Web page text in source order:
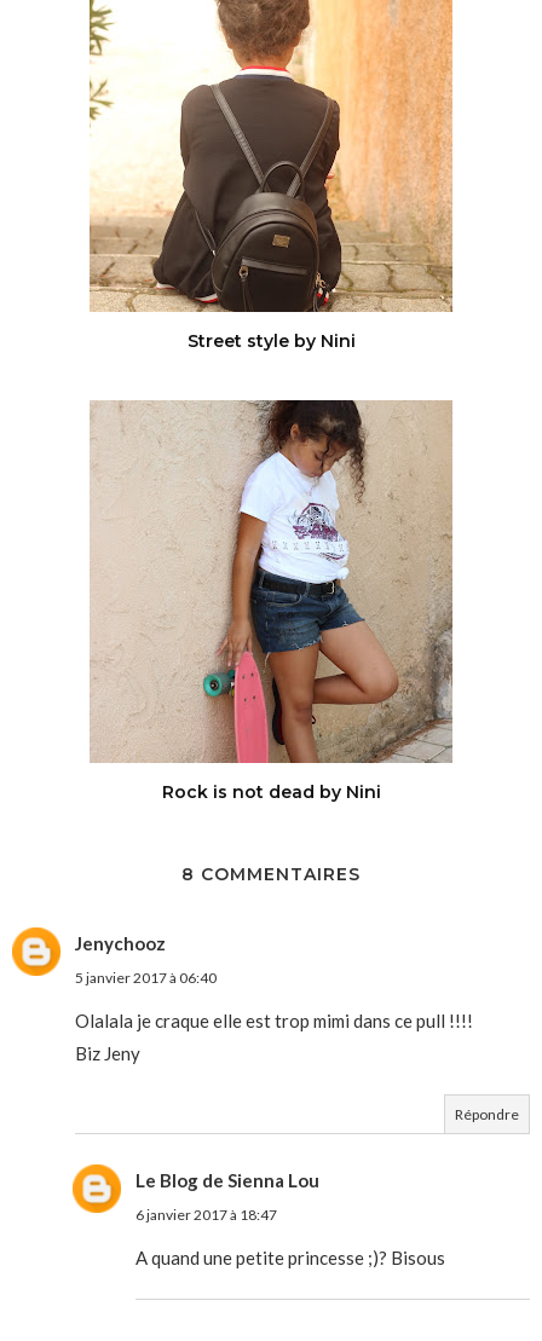
Street style by Nini
Rock is not dead by Nini
8 COMMENTAIRES
Jenychooz
5 janvier 2017 à 06:40
Olalala je craque elle est trop mimi dans ce pull !!!!
Biz Jeny
Répondre
Le Blog de Sienna Lou
6 janvier 2017 à 18:47
A quand une petite princesse ;)? Bisous